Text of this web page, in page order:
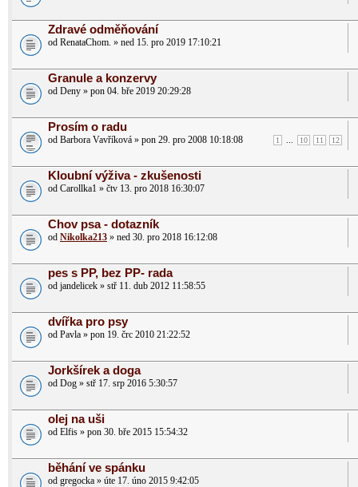
Zdravé odměňování
od RenataChom. » ned 15. pro 2019 17:10:21
Granule a konzervy
od Deny » pon 04. bře 2019 20:29:28
Prosím o radu
1 10 11 12
od Barbora Vavříková » pon 29. pro 2008 10:18:08
Kloubní výživa - zkušenosti
od Carollka1 » čtv 13. pro 2018 16:30:07
Chov psa - dotazník
od Nikolka213 » ned 30. pro 2018 16:12:08
pes s PP, bez PP- rada
od jandelicek » stř 11. dub 2012 11:58:55
dvířka pro psy
od Pavla » pon 19. črc 2010 21:22:52
Jorkšírek a doga
od Dog » stř 17. srp 2016 5:30:57
olej na uši
od Elfis » pon 30. bře 2015 15:54:32
běhání ve spánku
od gregocka » úte 17. úno 2015 9:42:05